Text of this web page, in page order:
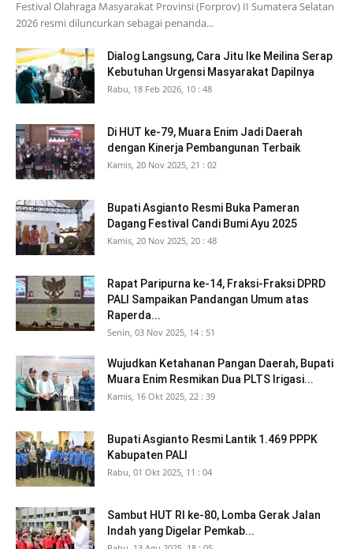
Festival Olahraga Masyarakat Provinsi (Forprov) II Sumatera Selatan
2026 resmi diluncurkan sebagai penanda...
Dialog Langsung, Cara Jitu Ike Meilina Serap
Kebutuhan Urgensi Masyarakat Dapilnya
Rabu, 18 Feb 2026, 10 : 48
Di HUT ke-79, Muara Enim Jadi Daerah
dengan Kinerja Pembangunan Terbaik
Kamis, 20 Nov 2025, 21 : 02
Bupati Asgianto Resmi Buka Pameran
Dagang Festival Candi Bumi Ayu 2025
Kamis, 20 Nov 2025, 20 : 48
Rapat Paripurna ke-14, Fraksi-Fraksi DPRD
PALI Sampaikan Pandangan Umum atas
Raperda...
Senin, 03 Nov 2025, 14 : 51
Wujudkan Ketahanan Pangan Daerah, Bupati
Muara Enim Resmikan Dua PLTS Irigasi...
Kamis, 16 Okt 2025, 22 : 39
Bupati Asgianto Resmi Lantik 1.469 PPPK
Kabupaten PALI
Rabu, 01 Okt 2025, 11 : 04
Sambut HUT RI ke-80, Lomba Gerak Jalan
Indah yang Digelar Pemkab...